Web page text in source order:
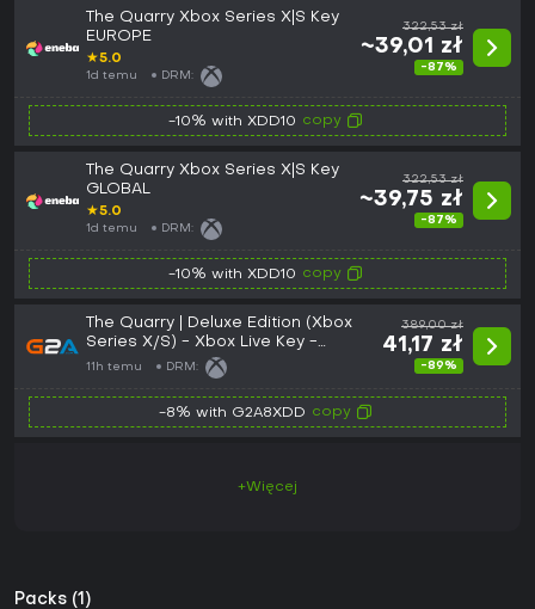
The Quarry Xbox Series X|S Key
EUROPE
★5.0
1d temu DRM:
322,53 zł
~39,01 zł
-87%
-10% with XDD10 copy
The Quarry Xbox Series X|S Key
GLOBAL
★5.0
1d temu DRM:
322,53 zł
~39,75 zł
-87%
-10% with XDD10 copy
The Quarry | Deluxe Edition (Xbox
Series X/S) - Xbox Live Key -
EUROPE
11h temu DRM:
389,00 zł
41,17 zł
-89%
-8% with G2A8XDD copy
+Więcej
Packs (1)